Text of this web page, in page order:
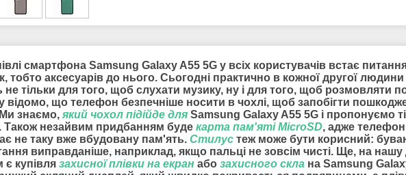
смартфона Samsung Galaxy A55 5G у всіх користувачів встає питання
тобто аксесуарів до нього. Сьогодні практично в кожної другої людини
не тільки для того, щоб слухати музику, ну і для того, щоб розмовляти
відомо, що телефон безпечніше носити в чохлі, щоб запобігти
знаємо, який чохол підійде для Samsung Galaxy A55 5G і пропонуємо
Також незайвим придбанням буде карта пам'яті MicroSD, адже
не таку вже вбудовану пам'ять. Стилус теж може бути корисний:
виправданіше, наприклад, якщо пальці не зовсім чисті. Ще, на
є купівля захисної плівки на екран або захисного скла на Samsung